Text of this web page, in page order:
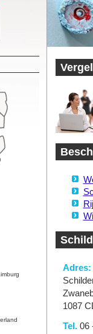
Adres:
1087
Tel.06